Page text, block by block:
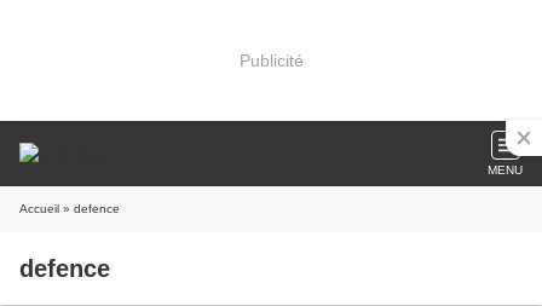
Publicité
MENU
Accueil » defence
defence